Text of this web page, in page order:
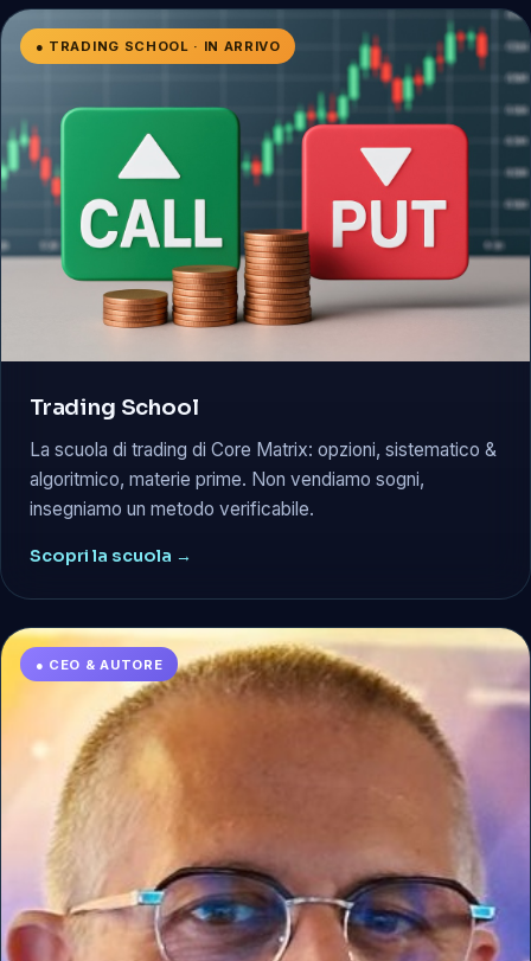
● TRADING SCHOOL · IN ARRIVO
Trading School
La scuola di trading di Core Matrix: opzioni, sistematico &
algoritmico, materie prime. Non vendiamo sogni,
insegniamo un metodo verificabile.
Scopri la scuola →
● CEO & AUTORE